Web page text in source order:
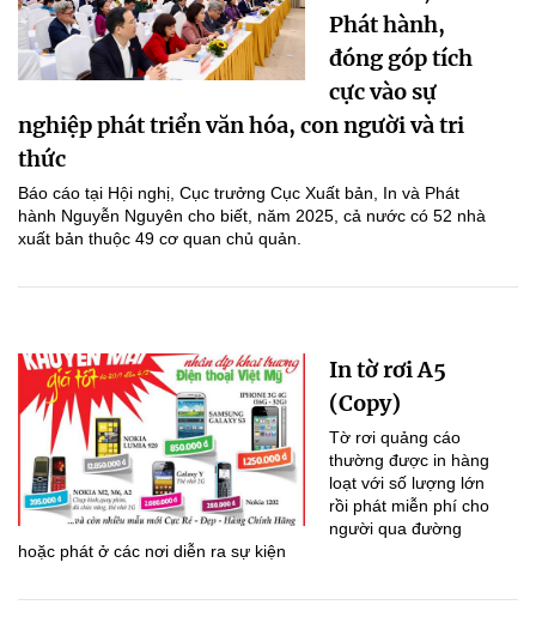
Phát hành,
đóng góp tích
cực vào sự
nghiệp phát triển văn hóa, con người và tri
thức
Báo cáo tại Hội nghị, Cục trưởng Cục Xuất bản, In và Phát
hành Nguyễn Nguyên cho biết, năm 2025, cả nước có 52 nhà
xuất bản thuộc 49 cơ quan chủ quản.
In tờ rơi A5
(Copy)
Tờ rơi quảng cáo
thường được in hàng
loạt với số lượng lớn
rồi phát miễn phí cho
người qua đường
hoặc phát ở các nơi diễn ra sự kiện